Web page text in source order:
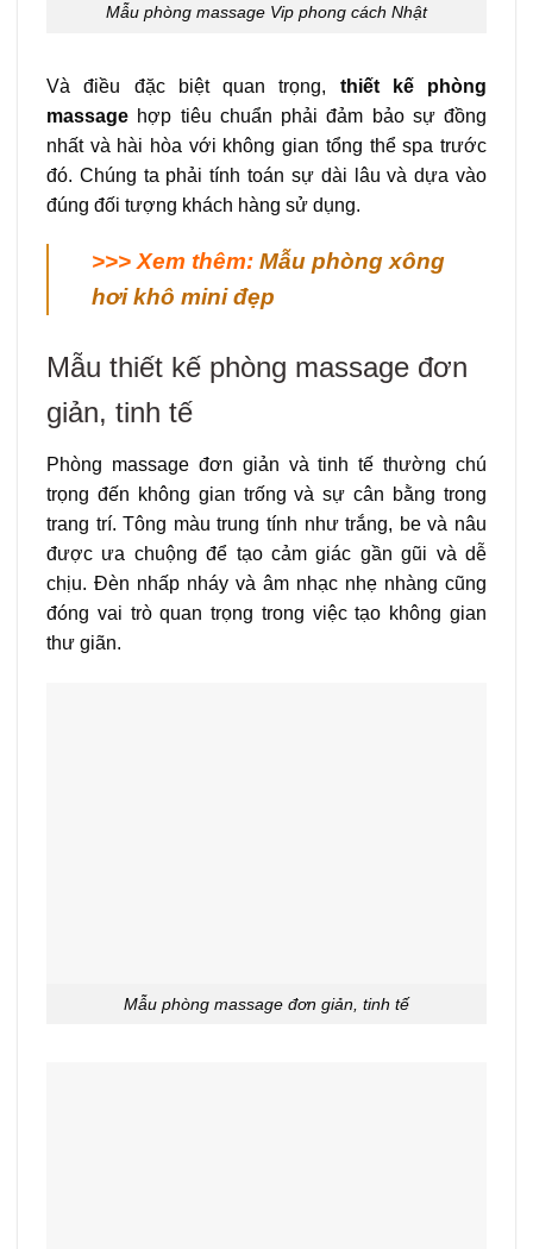
Mẫu phòng massage Vip phong cách Nhật
Và điều đặc biệt quan trọng, thiết kế phòng
massage hợp tiêu chuẩn phải đảm bảo sự đồng
nhất và hài hòa với không gian tổng thể spa trước
đó. Chúng ta phải tính toán sự dài lâu và dựa vào
đúng đối tượng khách hàng sử dụng.
>>> Xem thêm: Mẫu phòng xông
hơi khô mini đẹp
Mẫu thiết kế phòng massage đơn
giản, tinh tế
Phòng massage đơn giản và tinh tế thường chú
trọng đến không gian trống và sự cân bằng trong
trang trí. Tông màu trung tính như trắng, be và nâu
được ưa chuộng để tạo cảm giác gần gũi và dễ
chịu. Đèn nhấp nháy và âm nhạc nhẹ nhàng cũng
đóng vai trò quan trọng trong việc tạo không gian
thư giãn.
Mẫu phòng massage đơn giản, tinh tế